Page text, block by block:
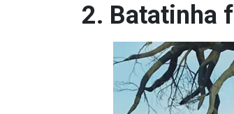
2. Batatinha